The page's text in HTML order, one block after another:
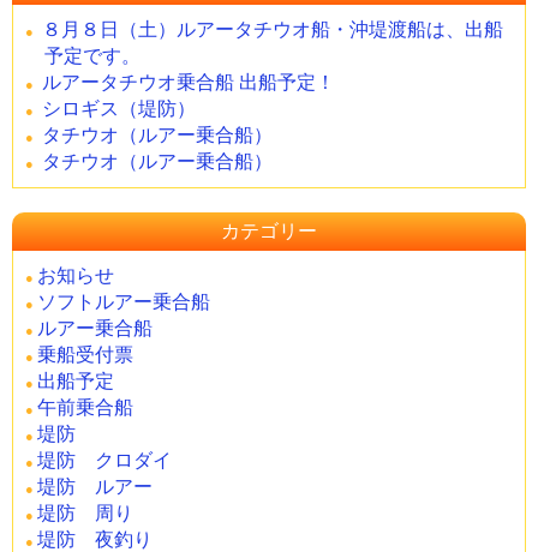
８月８日（土）ルアータチウオ船・沖堤渡船は、出船
予定です。
ルアータチウオ乗合船 出船予定！
シロギス（堤防）
タチウオ（ルアー乗合船）
タチウオ（ルアー乗合船）
カテゴリー
お知らせ
ソフトルアー乗合船
ルアー乗合船
乗船受付票
出船予定
午前乗合船
堤防
堤防 クロダイ
堤防 ルアー
堤防 周り
堤防 夜釣り